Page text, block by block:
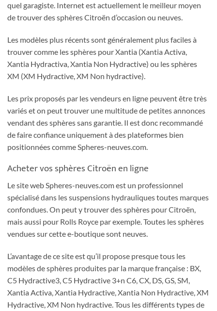
quel garagiste. Internet est actuellement le meilleur moyen
de trouver des sphères Citroën d’occasion ou neuves.
Les modèles plus récents sont généralement plus faciles à
trouver comme les sphères pour Xantia (Xantia Activa,
Xantia Hydractiva, Xantia Non Hydractive) ou les sphères
XM (XM Hydractive, XM Non hydractive).
Les prix proposés par les vendeurs en ligne peuvent être très
variés et on peut trouver une multitude de petites annonces
vendant des sphères sans garantie. Il est donc recommandé
de faire confiance uniquement à des plateformes bien
positionnées comme Spheres-neuves.com.
Acheter vos sphères Citroën en ligne
Le site web Spheres-neuves.com est un professionnel
spécialisé dans les suspensions hydrauliques toutes marques
confondues. On peut y trouver des sphères pour Citroën,
mais aussi pour Rolls Royce par exemple. Toutes les sphères
vendues sur cette e-boutique sont neuves.
L’avantage de ce site est qu’il propose presque tous les
modèles de sphères produites par la marque française : BX,
C5 Hydractive3, C5 Hydractive 3+n C6, CX, DS, GS, SM,
Xantia Activa, Xantia Hydractive, Xantia Non Hydractive, XM
Hydractive, XM Non hydractive. Tous les différents types de